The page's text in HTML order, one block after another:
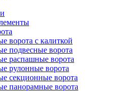
ворота с калиткой
подвесные ворота
распашные ворота
рулонные ворота
секционные ворота
панорамные ворота